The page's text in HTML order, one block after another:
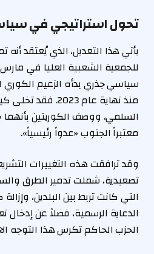
تحول استراتيجي في
يأتي هذا التعديل، الذي يُعتقد أنه
للجمعية الشعبية العليا في
سياسي جذري بدأه الزعيم
منذ نهاية عام
السلمي، ووصف الكوريتين بأنهما
معتبراً الجنوب «عدواً رئيسياً».
وقد ترافقت هذه التغييرات
تصعيدية، شملت تدمير الطرق
التي كانت تربط بين البلدين،
الدعاية الرسمية، فضلاً عن
الحزب الحاكم تكرس هذا التوجه